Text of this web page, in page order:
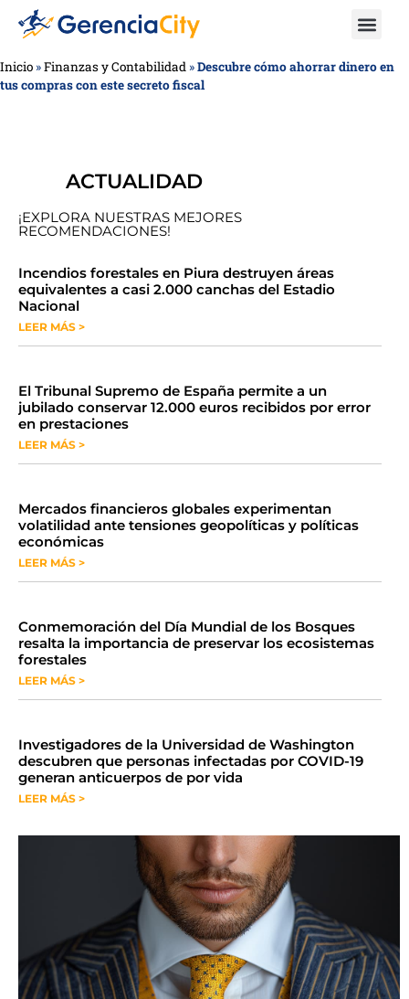
Inicio »Finanzas y Contabilidad »Descubre cómo ahorrar dinero en
tus compras con este secreto fiscal
ACTUALIDAD
¡EXPLORA NUESTRAS MEJORES
RECOMENDACIONES!
​​​​Incendios forestales en Piura destruyen áreas
equivalentes a casi 2.000 canchas del Estadio
Nacional
LEER MÁS >
​El Tribunal Supremo de España permite a un
jubilado conservar 12.000 euros recibidos por error
en prestaciones
LEER MÁS >
Mercados financieros globales experimentan
volatilidad ante tensiones geopolíticas y políticas
económicas
LEER MÁS >
Conmemoración del Día Mundial de los Bosques
resalta la importancia de preservar los ecosistemas
forestales
LEER MÁS >
Investigadores de la Universidad de Washington
descubren que personas infectadas por COVID-19
generan anticuerpos de por vida
LEER MÁS >